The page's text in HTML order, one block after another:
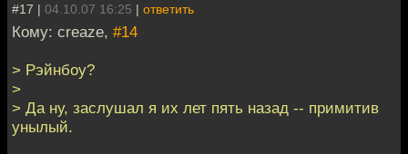
#17 | 04.10.07 16:25 | ответить
Кому: creaze, #14
> Рэйнбоу?
>
> Да ну, заслушал я их лет пять назад -- примитив
унылый.